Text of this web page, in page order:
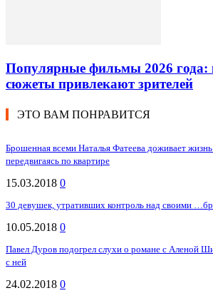
Популярные фильмы 2026
сюжеты привлекают зрителей
ЭТО ВАМ ПОНРАВИТСЯ
Брошенная всеми Наталья Фатеева доживает
передвигаясь по квартире
15.03.2018 0
30 девушек, утративших контроль над своими
10.05.2018 0
Павел Дуров подогрел слухи о романе с Аленой
с ней
24.02.2018 0